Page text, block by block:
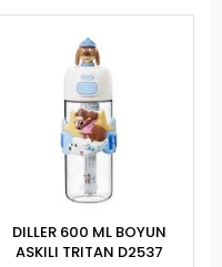
DILLER 600 ML BOYUN
ASKILI TRITAN D2537